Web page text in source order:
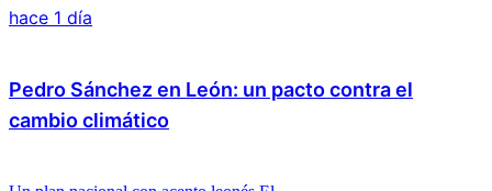
hace 1 día
Pedro Sánchez en León: un pacto contra el
cambio climático